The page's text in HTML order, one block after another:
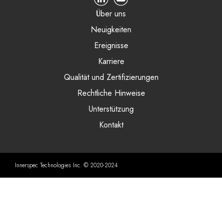
Über uns
Neuigkeiten
Ereignisse
Karriere
Qualität und Zertifizierungen
Rechtliche Hinweise
Unterstützung
Kontakt
Innerspec Technologies Inc. © 2020-2024